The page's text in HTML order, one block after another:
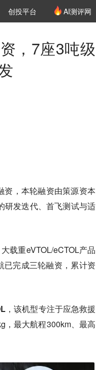
创投平台 AI测评网
，7座3吨级
资，本轮融资由策源资本
研发迭代、首飞测试与适
载重eVTOL/eCTOL产品
已完成三轮融资，累计资
，该机型专注于应急救援
，最大航程300km、最高